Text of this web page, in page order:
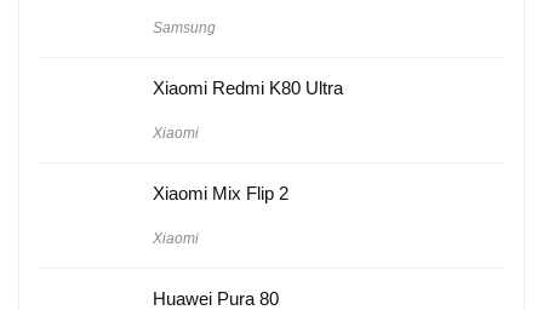
Samsung
Xiaomi Redmi K80 Ultra
Xiaomi
Xiaomi Mix Flip 2
Xiaomi
Huawei Pura 80